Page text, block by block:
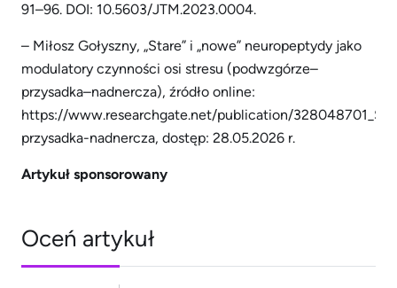
91–96. DOI: 10.5603/JTM.2023.0004.
– Miłosz Gołyszny, „Stare” i „nowe” neuropeptydy jako
modulatory czynności osi stresu (podwzgórze–
przysadka–nadnercza), źródło online:
https://www.researchgate.net/publication/
przysadka-nadnercza, dostęp: 28.05.2026 r.
Artykuł sponsorowany
Oceń artykuł